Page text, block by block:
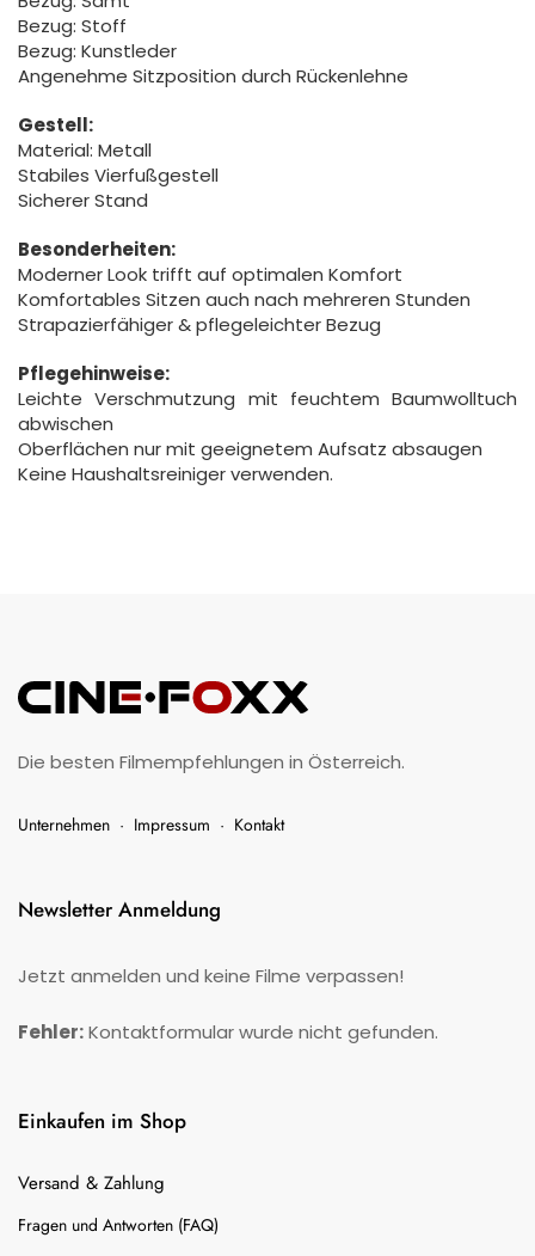
Bezug: Stoff
Bezug: Kunstleder
Angenehme Sitzposition durch Rückenlehne
Gestell:
Material: Metall
Stabiles Vierfußgestell
Sicherer Stand
Besonderheiten:
Moderner Look trifft auf optimalen Komfort
Komfortables Sitzen auch nach mehreren Stunden
Strapazierfähiger & pflegeleichter Bezug
Pflegehinweise:
Leichte Verschmutzung mit feuchtem Baumwolltuch
abwischen
Oberflächen nur mit geeignetem Aufsatz absaugen
Keine Haushaltsreiniger verwenden.
Die besten Filmempfehlungen in Österreich.
Unternehmen · Impressum · Kontakt
Newsletter Anmeldung
Jetzt anmelden und keine Filme verpassen!
Fehler:Kontaktformular wurde nicht gefunden.
Einkaufen im Shop
Versand & Zahlung
Fragen und Antworten (FAQ)